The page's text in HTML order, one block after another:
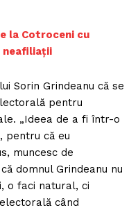
la Cotroceni cu
neafiliații
Sorin Grindeanu că se
pentru
„Ideea de a fi într-o
pentru că eu
muncesc de
domnul Grindeanu nu
o faci natural, ci
când